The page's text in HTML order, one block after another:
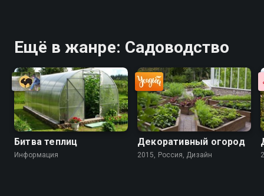
Ещё в жанре: Садоводство
Битва теплиц
Информация
Декоративный огород
2015, Россия, Дизайн